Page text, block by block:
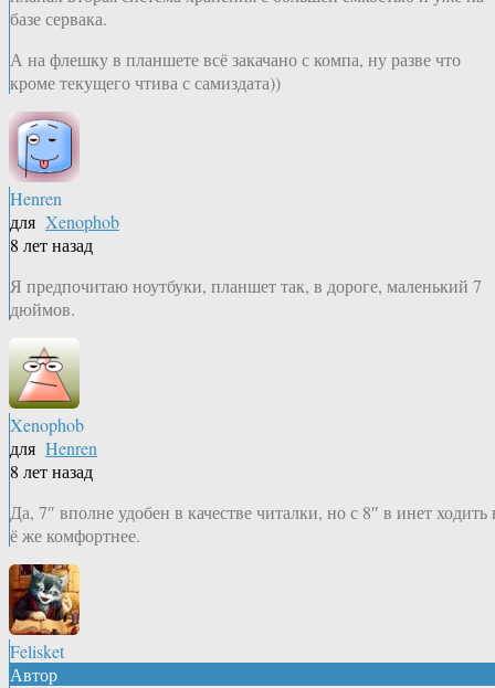
базе сервака.
А на флешку в планшете всё закачано с компа, ну разве что
кроме текущего чтива с самиздата))
Henren
для Xenophob
8 лет назад
Я предпочитаю ноутбуки, планшет так, в дороге, маленький 7
дюймов.
Xenophob
для Henren
8 лет назад
Да, 7″ вполне удобен в качестве читалки, но с 8″ в инет ходить
ё же комфортнее.
Felisket
Автор